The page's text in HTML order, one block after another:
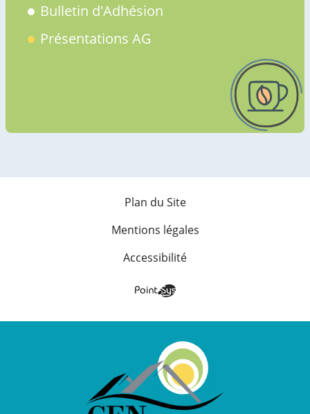
Bulletin d'Adhésion
Présentations AG
Plan du Site
Mentions légales
Accessibilité